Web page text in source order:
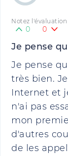
Notez l'évaluation
0 0
Je pense
Je pense
très bien.
Internet et
n'ai pas
mon
d'autres
de les